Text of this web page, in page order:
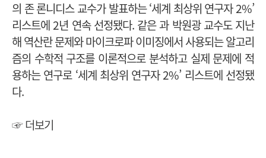
의 존 론니디스 교수가 발표하는 ‘세계 최상위 연구자 2%’
리스트에 2년 연속 선정됐다. 같은 과 박원광 교수도 지난
해 역산란 문제와 마이크로파 이미징에서 사용되는 알고리
즘의 수학적 구조를 이론적으로 분석하고 실제 문제에 적
용하는 연구로 ‘세계 최상위 연구자 2%’ 리스트에 선정됐
다.
☞ 더보기